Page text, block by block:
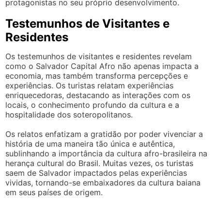
protagonistas no seu próprio desenvolvimento.
Testemunhos de Visitantes e
Residentes
Os testemunhos de visitantes e residentes revelam
como o Salvador Capital Afro não apenas impacta a
economia, mas também transforma percepções e
experiências. Os turistas relatam experiências
enriquecedoras, destacando as interações com os
locais, o conhecimento profundo da cultura e a
hospitalidade dos soteropolitanos.
Os relatos enfatizam a gratidão por poder vivenciar a
história de uma maneira tão única e autêntica,
sublinhando a importância da cultura afro-brasileira na
herança cultural do Brasil. Muitas vezes, os turistas
saem de Salvador impactados pelas experiências
vividas, tornando-se embaixadores da cultura baiana
em seus países de origem.